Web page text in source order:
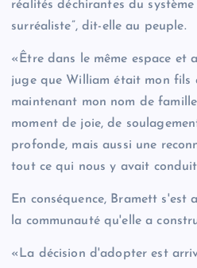
réalités déchirantes du
surréaliste”, dit-elle au peuple.
«Être dans le même espace et
juge que William était mon
maintenant mon nom de
moment de joie, de
profonde, mais aussi une
tout ce qui nous y avait
En conséquence, Bramett s'est
la communauté qu'elle a
«La décision d'adopter est